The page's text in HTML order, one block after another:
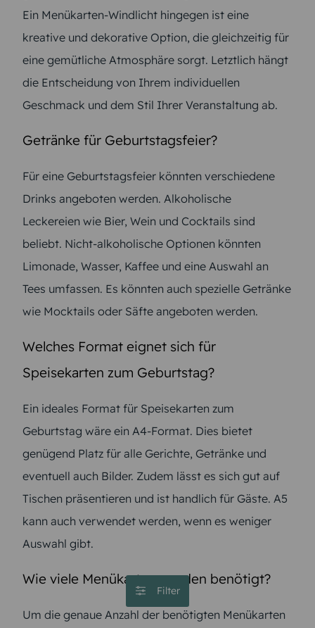
Filter
Ein Menükarten-Windlicht hingegen ist eine
kreative und dekorative Option, die gleichzeitig für
eine gemütliche Atmosphäre sorgt. Letztlich hängt
die Entscheidung von Ihrem individuellen
Geschmack und dem Stil Ihrer Veranstaltung ab.
Getränke für Geburtstagsfeier?
Für eine Geburtstagsfeier könnten verschiedene
Drinks angeboten werden. Alkoholische
Leckereien wie Bier, Wein und Cocktails sind
beliebt. Nicht-alkoholische Optionen könnten
Limonade, Wasser, Kaffee und eine Auswahl an
Tees umfassen. Es könnten auch spezielle Getränke
wie Mocktails oder Säfte angeboten werden.
Welches Format eignet sich für
Speisekarten zum Geburtstag?
Ein ideales Format für Speisekarten zum
Geburtstag wäre ein A4-Format. Dies bietet
genügend Platz für alle Gerichte, Getränke und
eventuell auch Bilder. Zudem lässt es sich gut auf
Tischen präsentieren und ist handlich für Gäste. A5
kann auch verwendet werden, wenn es weniger
Auswahl gibt.
Wie viele Menükarten werden benötigt?
Um die genaue Anzahl der benötigten Menükarten